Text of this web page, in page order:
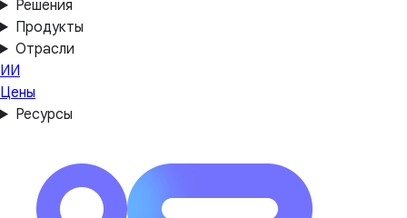
Решения
Продукты
Отрасли
ИИ
Цены
Ресурсы